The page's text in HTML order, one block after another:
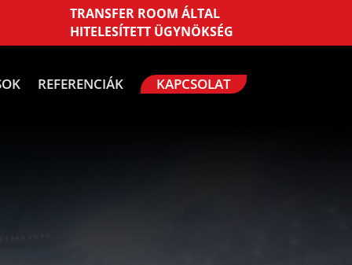
TRANSFER ROOM ÁLTAL
HITELESÍTETT ÜGYNÖKSÉG
REFERENCIÁK KAPCSOLAT